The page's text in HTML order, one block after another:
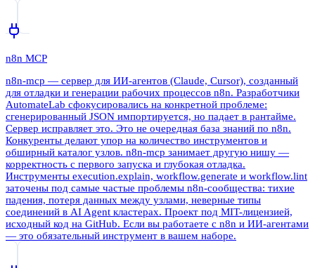
n8n MCP
n8n-mcp — сервер для ИИ-агентов (Claude, Cursor), созданный
для отладки и генерации рабочих процессов n8n. Разработчики
AutomateLab сфокусировались на конкретной проблеме:
сгенерированный JSON импортируется, но падает в рантайме.
Сервер исправляет это. Это не очередная база знаний по n8n.
Конкуренты делают упор на количество инструментов и
обширный каталог узлов. n8n-mcp занимает другую нишу —
корректность с первого запуска и глубокая отладка.
Инструменты execution.explain, workflow.generate и workflow.lint
заточены под самые частые проблемы n8n-сообщества: тихие
падения, потеря данных между узлами, неверные типы
соединений в AI Agent кластерах. Проект под MIT-лицензией,
исходный код на GitHub. Если вы работаете с n8n и ИИ-агентами
— это обязательный инструмент в вашем наборе.